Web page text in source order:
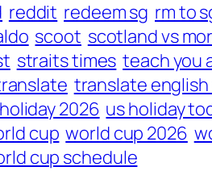
reddit redeem sg rm to
scoot scotland vs
straits times teach you
translate
2026 us holiday
cup world cup 2026
cup schedule